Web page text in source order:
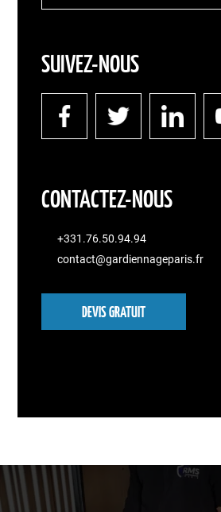
SUIVEZ-NOUS
CONTACTEZ-NOUS
+331.76.50.94.94
contact@gardiennageparis.fr
DEVIS GRATUIT